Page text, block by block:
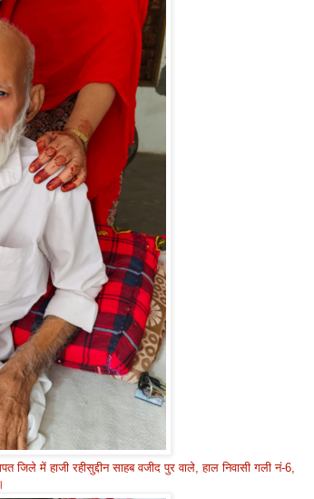
जिले में हाजी रहीसुद्दीन साहब वजीद पुर वाले, हाल निवासी गली नं-6,